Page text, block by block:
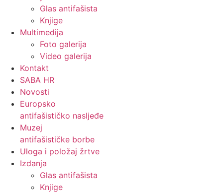
Glas antifašista
Knjige
Multimedija
Foto galerija
Video galerija
Kontakt
SABA HR
Novosti
Europsko
antifašističko nasljeđe
Muzej
antifašističke borbe
Uloga i položaj žrtve
Izdanja
Glas antifašista
Knjige